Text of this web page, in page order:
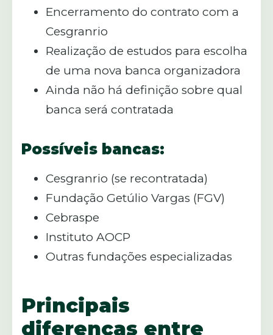
Encerramento do contrato com a
Cesgranrio
Realização de estudos para escolha
de uma nova banca organizadora
Ainda não há definição sobre qual
banca será contratada
Possíveis bancas:
Cesgranrio (se recontratada)
Fundação Getúlio Vargas (FGV)
Cebraspe
Instituto AOCP
Outras fundações especializadas
Principais
diferenças entre